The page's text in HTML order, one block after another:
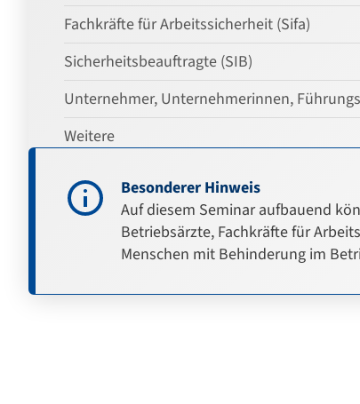
Fachkräfte für Arbeitssicherheit (Sifa)
Sicherheitsbeauftragte (SIB)
Unternehmer, Unternehmerinnen,
Weitere
Besonderer Hinweis
Auf diesem Seminar aufbauend
Betriebsärzte, Fachkräfte für
Menschen mit Behinderung im